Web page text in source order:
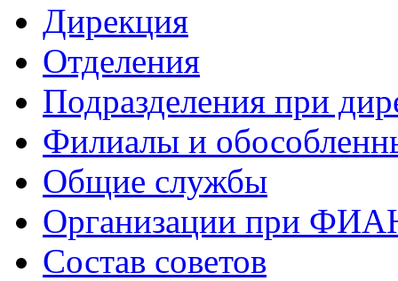
Дирекция
Отделения
Подразделения при
Филиалы и
Общие службы
Организации при
Состав советов